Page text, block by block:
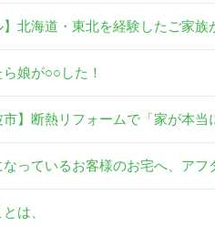
】北海道・東北を経験したご家
娘が○○した！
市】断熱リフォームで「家が本
っているお客様のお宅へ、アフ
は、